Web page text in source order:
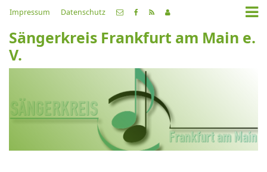
Impressum Datenschutz
Sängerkreis Frankfurt am Main e.
V.